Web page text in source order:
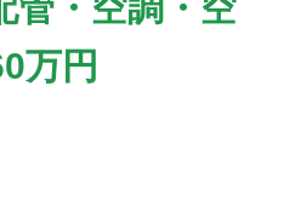
万円